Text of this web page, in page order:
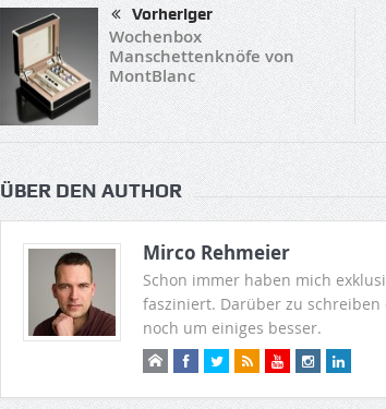
Vorheriger
Wochenbox
Manschettenknöfe von
MontBlanc
ÜBER DEN AUTHOR
Mirco Rehmeier
Schon immer haben mich
fasziniert. Darüber zu
noch um einiges besser.